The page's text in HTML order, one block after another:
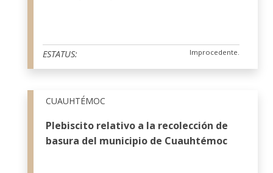
ESTATUS: Improcedente.
CUAUHTÉMOC
Plebiscito relativo a la recolección de
basura del municipio de Cuauhtémoc